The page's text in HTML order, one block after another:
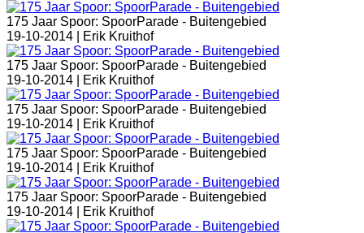
175 Jaar Spoor: SpoorParade - Buitengebied
19-10-2014 |
Erik Kruithof
175 Jaar Spoor: SpoorParade - Buitengebied
19-10-2014 |
Erik Kruithof
175 Jaar Spoor: SpoorParade - Buitengebied
19-10-2014 |
Erik Kruithof
175 Jaar Spoor: SpoorParade - Buitengebied
19-10-2014 |
Erik Kruithof
175 Jaar Spoor: SpoorParade - Buitengebied
19-10-2014 |
Erik Kruithof